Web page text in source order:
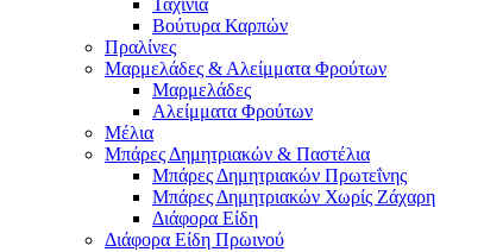
Ταχίνια
Βούτυρα Καρπών
Πραλίνες
Μαρμελάδες & Αλείμματα Φρούτων
Μαρμελάδες
Αλείμματα Φρούτων
Μέλια
Μπάρες Δημητριακών & Παστέλια
Μπάρες Δημητριακών Πρωτεΐνης
Μπάρες Δημητριακών Χωρίς Ζάχαρη
Διάφορα Είδη
Διάφορα Είδη Πρωινού